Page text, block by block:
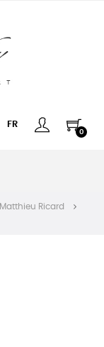
FR
0
Matthieu Ricard